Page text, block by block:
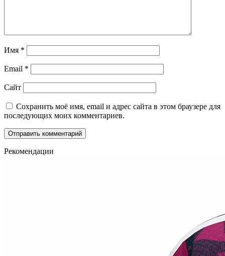
Имя *
Email *
Сайт
Сохранить моё имя, email и адрес сайта в этом браузере для
последующих моих комментариев.
Рекомендации